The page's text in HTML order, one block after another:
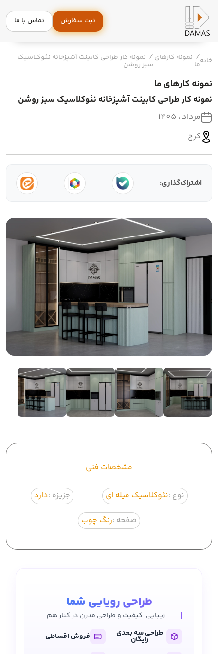
ثبت سفارش تماس با ما
خانه نمونه کارهای
ما
نمونه کار طراحی کابینت آشپزخانه نئوکلاسیک
سبز روشن
نمونه کارهای ما
نمونه کار طراحی کابینت آشپزخانه نئوکلاسیک سبز روشن
مرداد ، 1405
کرج
اشتراک‌گذاری:
مشخصات فنی
نوع :نئوکلاسیک میله ای جزیزه :دارد
صفحه :رنگ چوب
طراحی رویایی شما
زیبایی، کیفیت و طراحی مدرن در کنار هم
طراحی سه بعدی
رایگان فروش اقساطی